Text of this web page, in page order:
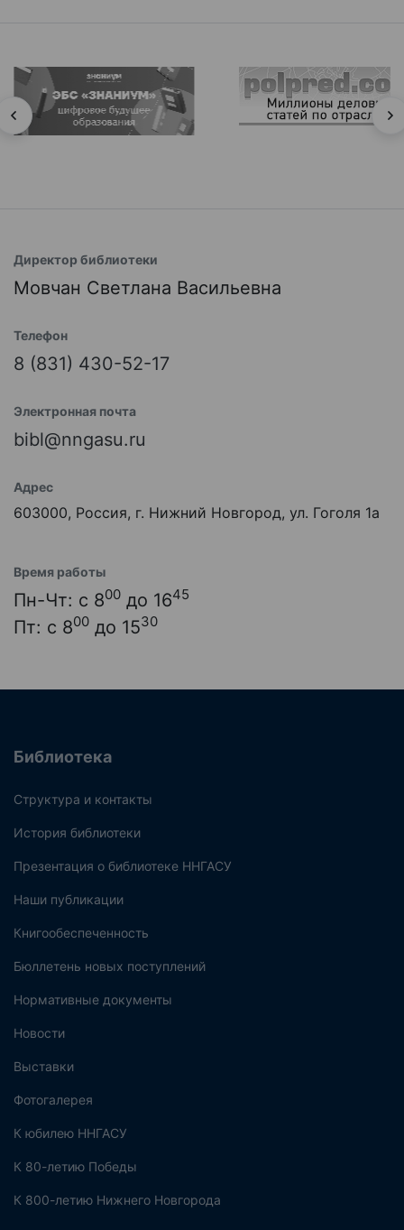
Директор библиотеки
Мовчан Светлана Васильевна
Телефон
8 (831) 430-52-17
Электронная почта
bibl@nngasu.ru
Адрес
603000, Россия, г. Нижний Новгород, ул. Гоголя 1а
Время работы
Пн-Чт: с 800 до 1645
Пт: с 800 до 1530
Библиотека
Структура и контакты
История библиотеки
Презентация о библиотеке ННГАСУ
Наши публикации
Книгообеспеченность
Бюллетень новых поступлений
Нормативные документы
Новости
Выставки
Фотогалерея
К юбилею ННГАСУ
К 80-летию Победы
К 800-летию Нижнего Новгорода